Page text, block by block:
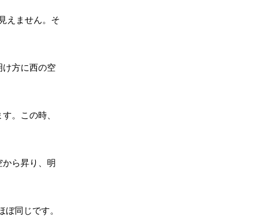
えません。そ
け方に西の空
。この時、
から昇り、明
同じです。